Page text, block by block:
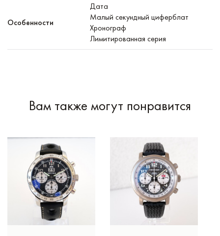
Особенности
Дата
Малый секундный циферблат
Хронограф
Лимитированная серия
Вам также могут понравится